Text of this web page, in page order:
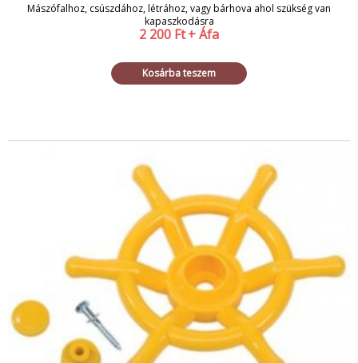
Mászófalhoz, csúszdához, létrához, vagy bárhova ahol szükség van
kapaszkodásra
2 200 Ft+ Áfa
Kosárba teszem